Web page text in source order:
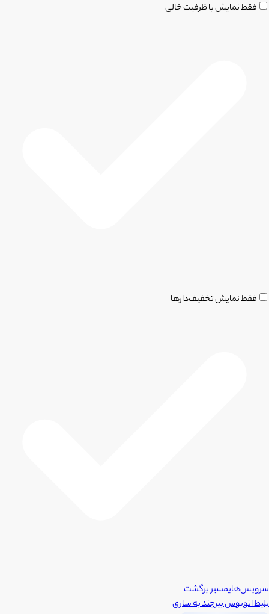
فقط نمایش با ظرفیت خالی
فقط نمایش تخفیف‌دارها
سرویس‌هایمسیر برگشت
بلیط اتوبوسبیرجندبهساری